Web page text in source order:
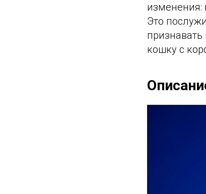
изменения:
Это
кошку с